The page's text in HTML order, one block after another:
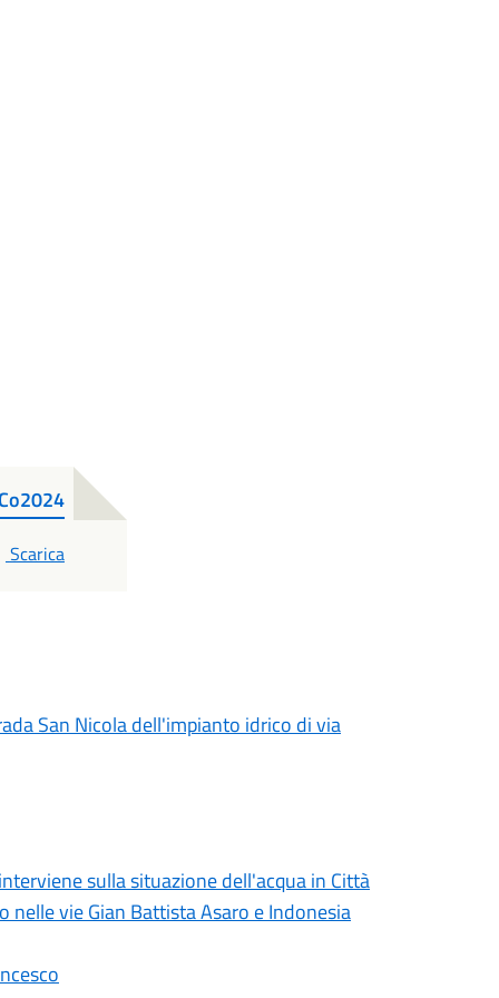
PDF
Scarica
San Nicola dell'impianto idrico di via
sulla situazione dell'acqua in Città
vie Gian Battista Asaro e Indonesia